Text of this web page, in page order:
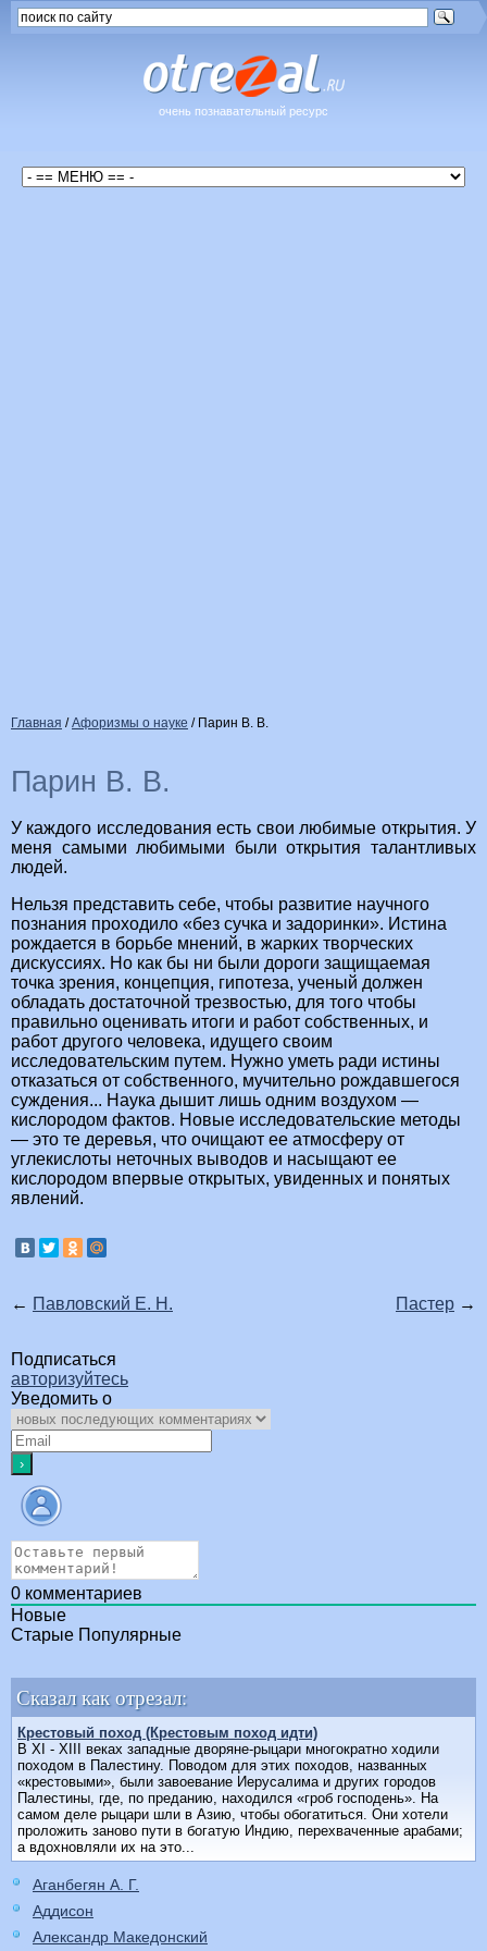
очень познавательный ресурс
Главная /Афоризмы о науке / Парин В. В.
Парин В. В.
У каждого исследования есть свои любимые открытия. У
меня самыми любимыми были открытия талантливых
людей.
Нельзя представить себе, чтобы развитие научного
познания проходило «без сучка и задоринки». Истина
рождается в борьбе мнений, в жарких творческих
дискуссиях. Но как бы ни были дороги защищаемая
точка зрения, концепция, гипотеза, ученый должен
обладать достаточной трезвостью, для того чтобы
правильно оценивать итоги и работ собственных, и
работ другого человека, идущего своим
исследовательским путем. Нужно уметь ради истины
отказаться от собственного, мучительно рождавшегося
суждения... Наука дышит лишь одним воздухом —
кислородом фактов. Новые исследовательские методы
— это те деревья, что очищают ее атмосферу от
углекислоты неточных выводов и насыщают ее
кислородом впервые открытых, увиденных и понятых
явлений.
← Павловский Е. Н. Пастер →
Подписаться
авторизуйтесь
Уведомить о
0 комментариев
Новые
Старые Популярные
Сказал как отрезал:
Крестовый поход (Крестовым поход идти)
В XI - XIII веках западные дворяне-рыцари многократно ходили
походом в Палестину. Поводом для этих походов, названных
«крестовыми», были завоевание Иерусалима и других городов
Палестины, где, по преданию, находился «гроб господень». На
самом деле рыцари шли в Азию, чтобы обогатиться. Они хотели
проложить заново пути в богатую Индию, перехваченные арабами;
а вдохновляли их на это...
Аганбегян А. Г.
Аддисон
Александр Македонский